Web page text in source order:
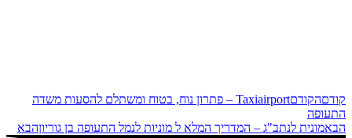
קודםהקודם
Taxiairport – פתרון נוח, בטוח ומשתלם להסעות משדה
התעופה
הבאמונית לנתב"ג – המדריך המלא ל מוניות לנמל התעופה בן גוריוןהבא